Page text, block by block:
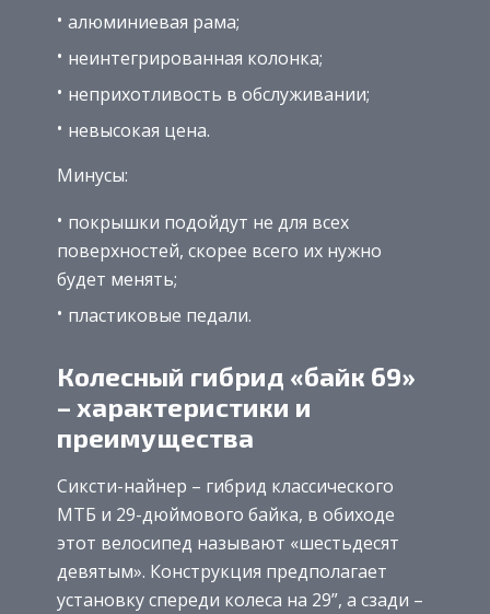
алюминиевая рама;
неинтегрированная колонка;
неприхотливость в обслуживании;
невысокая цена.
Минусы:
покрышки подойдут не для всех
поверхностей, скорее всего их нужно
будет менять;
пластиковые педали.
Колесный гибрид «байк 69»
– характеристики и
преимущества
Сиксти-найнер – гибрид классического
МТБ и 29-дюймового байка, в обиходе
этот велосипед называют «шестьдесят
девятым». Конструкция предполагает
установку спереди колеса на 29”, а сзади –